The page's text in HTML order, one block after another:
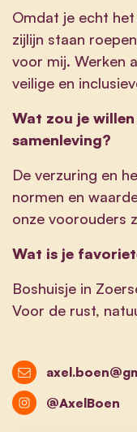
Omdat je echt
zijlijn staan
voor mij. Werken
veilige en
Wat zou je
samenleving?
De verzuring en
normen en
onze voorouders
Wat is je
Boshuisje in
Voor de rust,
@AxelBoen